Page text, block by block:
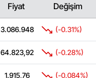
Fiyat Değişim
3.086.948 (-0.31%)
64.823,92 (-0.28%)
1.915,76 (-0.084%)